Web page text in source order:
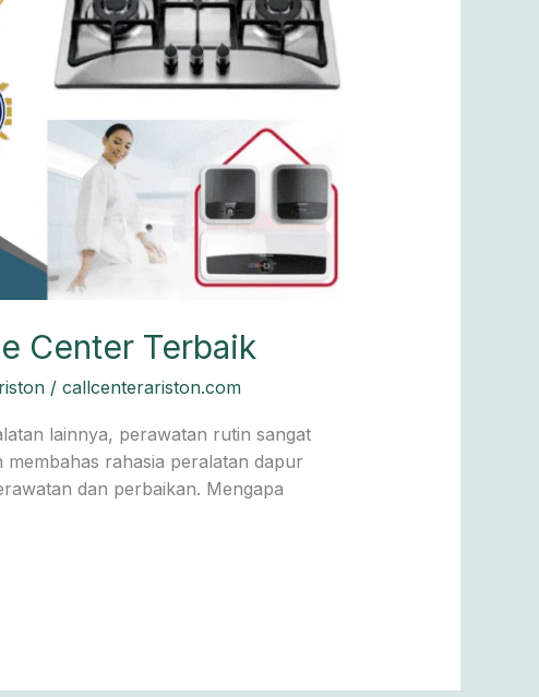
Center Terbaik
/ callcenterariston.com
lainnya, perawatan rutin sangat
rahasia peralatan dapur
dan perbaikan. Mengapa